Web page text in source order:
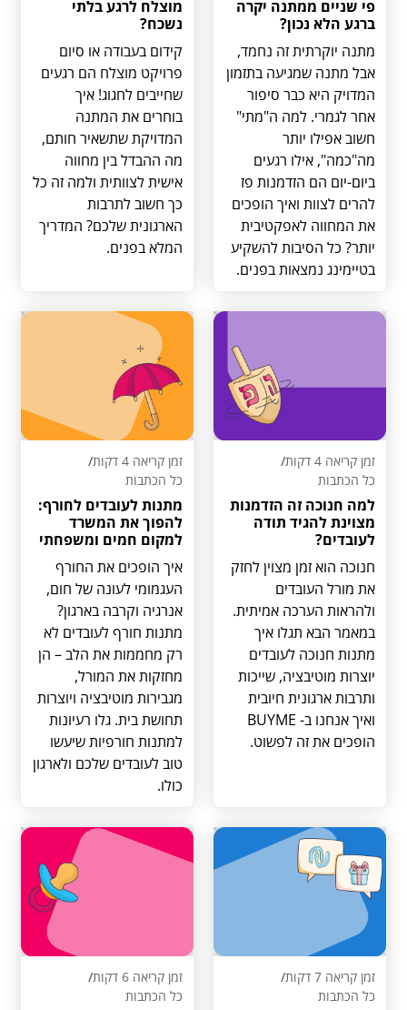
פי שניים ממתנה יקרה
ברגע הלא נכון?
מתנה יוקרתית זה נחמד,
אבל מתנה שמגיעה בתזמון
המדויק היא כבר סיפור
אחר לגמרי. למה ה"מתי"
חשוב אפילו יותר
מה"כמה", אילו רגעים
ביום-יום הם הזדמנות פז
להרים לצוות ואיך הופכים
את המחווה לאפקטיבית
יותר? כל הסיבות להשקיע
בטיימינג נמצאות בפנים.
מוצלח לרגע בלתי
נשכח?
קידום בעבודה או סיום
פרויקט מוצלח הם רגעים
שחייבים לחגוג! איך
בוחרים את המתנה
המדויקת שתשאיר חותם,
מה ההבדל בין מחווה
אישית לצוותית ולמה זה כל
כך חשוב לתרבות
הארגונית שלכם? המדריך
המלא בפנים.
זמן קריאה 4 דקות
/
כל הכתבות
למה חנוכה זה הזדמנות
מצוינת להגיד תודה
לעובדים?
חנוכה הוא זמן מצוין לחזק
את מורל העובדים
ולהראות הערכה אמיתית.
במאמר הבא תגלו איך
מתנות חנוכה לעובדים
יוצרות מוטיבציה, שייכות
ותרבות ארגונית חיובית
ואיך אנחנו ב- BUYME
הופכים את זה לפשוט.
זמן קריאה 4 דקות
/
כל הכתבות
מתנות לעובדים לחורף:
להפוך את המשרד
למקום חמים ומשפחתי
איך הופכים את החורף
העגמומי לעונה של חום,
אנרגיה וקרבה בארגון?
מתנות חורף לעובדים לא
רק מחממות את הלב – הן
מחזקות את המורל,
מגבירות מוטיבציה ויוצרות
תחושת בית. גלו רעיונות
למתנות חורפיות שיעשו
טוב לעובדים שלכם ולארגון
כולו.
זמן קריאה 7 דקות
/
כל הכתבות
זמן קריאה 6 דקות
/
כל הכתבות